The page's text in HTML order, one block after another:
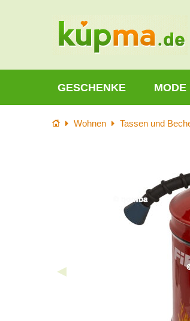
GESCHENKE MODE
StartseiteWohnen Tassen und